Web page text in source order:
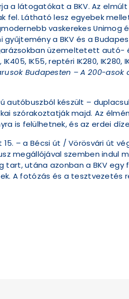
a látogatókat a BKV. Az
fel. Látható lesz egyebek
vaskerekes Unimog
a BKV és a
üzemeltetett autó-
IK55, reptéri IK280,
Budapesten – A 200-asok
autóbuszból készült –
szórakoztatják majd. Az
is felülhetnek, és az erdei
– a Bécsi út / Vörösvári út
megállójával szemben indul
tart, utána azonban a BKV
A fotózás és a tesztvezetés